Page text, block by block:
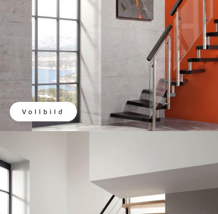
Vollbild